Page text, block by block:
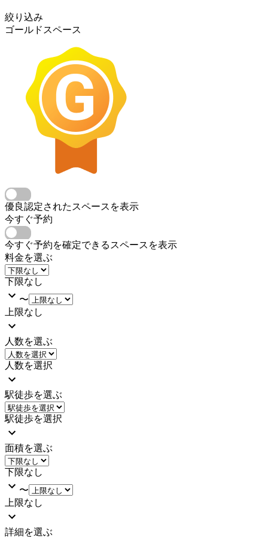
絞り込み
ゴールドスペース
優良認定されたスペースを表示
今すぐ予約
今すぐ予約を確定できるスペースを表示
料金を選ぶ
下限なし
〜
上限なし
人数を選ぶ
人数を選択
駅徒歩を選ぶ
駅徒歩を選択
面積を選ぶ
下限なし
〜
上限なし
詳細を選ぶ